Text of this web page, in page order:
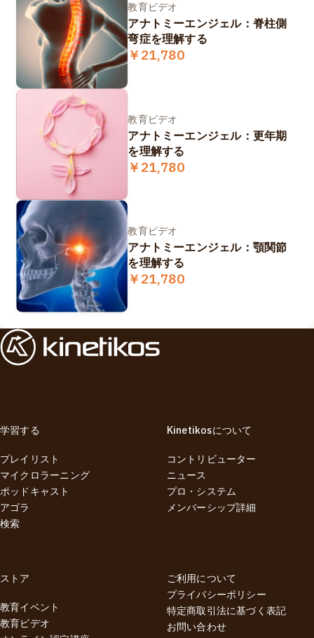
教育ビデオ
アナトミーエンジェル：脊柱側
弯症を理解する
￥21,780
教育ビデオ
アナトミーエンジェル：更年期
を理解する
￥21,780
教育ビデオ
アナトミーエンジェル：顎関節
を理解する
￥21,780
学習する
プレイリスト
マイクロラーニング
ポッドキャスト
アゴラ
検索
Kinetikosについて
コントリビューター
ニュース
プロ・システム
メンバーシップ詳細
ストア
教育イベント
教育ビデオ
ご利用について
プライバシーポリシー
特定商取引法に基づく表記
お問い合わせ